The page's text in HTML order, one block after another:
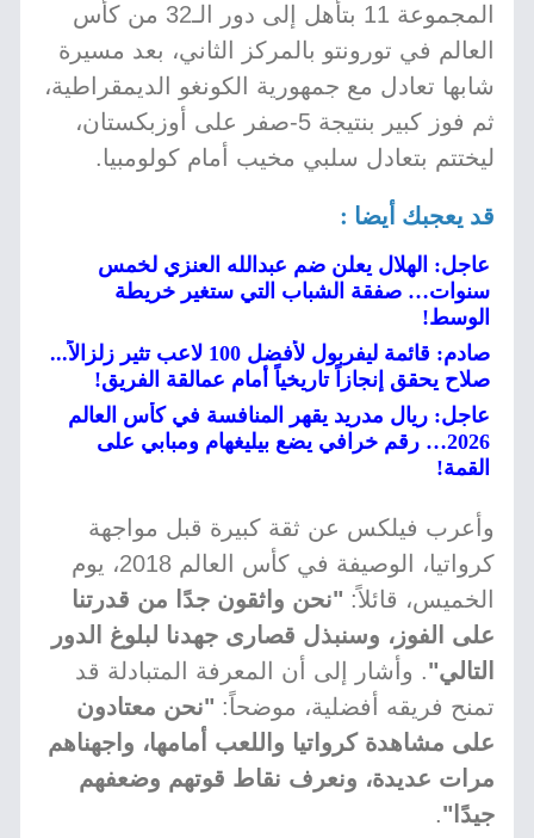
المجموعة 11 بتأهل إلى دور الـ32 من كأس
العالم في تورونتو بالمركز الثاني، بعد مسيرة
شابها تعادل مع جمهورية الكونغو الديمقراطية،
ثم فوز كبير بنتيجة 5-صفر على أوزبكستان،
ليختتم بتعادل سلبي مخيب أمام كولومبيا.
قد يعجبك أيضا :
عاجل: الهلال يعلن ضم عبدالله العنزي لخمس
سنوات… صفقة الشباب التي ستغير خريطة
الوسط!
صادم: قائمة ليفربول لأفضل 100 لاعب تثير زلزالاً...
صلاح يحقق إنجازاً تاريخياً أمام عمالقة الفريق!
عاجل: ريال مدريد يقهر المنافسة في كأس العالم
2026… رقم خرافي يضع بيليغهام ومبابي على
القمة!
وأعرب فيلكس عن ثقة كبيرة قبل مواجهة
كرواتيا، الوصيفة في كأس العالم 2018، يوم
الخميس، قائلاً: "نحن واثقون جدًا من قدرتنا
على الفوز، وسنبذل قصارى جهدنا لبلوغ الدور
التالي". وأشار إلى أن المعرفة المتبادلة قد
تمنح فريقه أفضلية، موضحاً: "نحن معتادون
على مشاهدة كرواتيا واللعب أمامها، واجهناهم
مرات عديدة، ونعرف نقاط قوتهم وضعفهم
جيدًا".